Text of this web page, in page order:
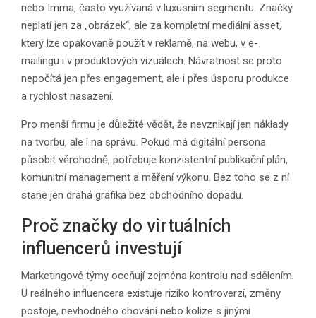
nebo Imma, často využívaná v luxusním segmentu. Značky
neplatí jen za „obrázek“, ale za kompletní mediální asset,
který lze opakovaně použít v reklamě, na webu, v e-
mailingu i v produktových vizuálech. Návratnost se proto
nepočítá jen přes engagement, ale i přes úsporu produkce
a rychlost nasazení.
Pro menší firmu je důležité vědět, že nevznikají jen náklady
na tvorbu, ale i na správu. Pokud má digitální persona
působit věrohodně, potřebuje konzistentní publikační plán,
komunitní management a měření výkonu. Bez toho se z ní
stane jen drahá grafika bez obchodního dopadu.
Proč značky do virtuálních
influencerů investují
Marketingové týmy oceňují zejména kontrolu nad sdělením.
U reálného influencera existuje riziko kontroverzí, změny
postoje, nevhodného chování nebo kolize s jinými